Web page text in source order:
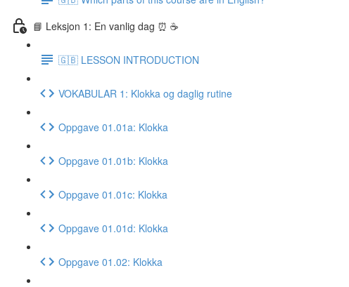
📘 Leksjon 1: En vanlig dag ⏰ ☕️
🇬🇧 LESSON INTRODUCTION
VOKABULAR 1: Klokka og daglig rutine
Oppgave 01.01a: Klokka
Oppgave 01.01b: Klokka
Oppgave 01.01c: Klokka
Oppgave 01.01d: Klokka
Oppgave 01.02: Klokka